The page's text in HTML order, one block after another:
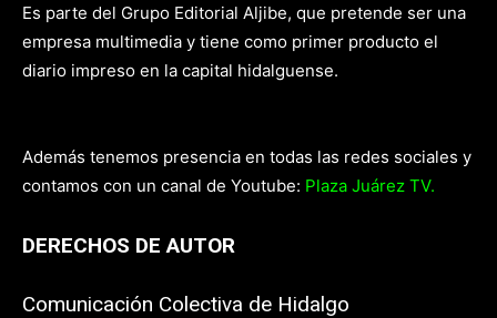
Es parte del Grupo Editorial Aljibe, que pretende ser una
empresa multimedia y tiene como primer producto el
diario impreso en la capital hidalguense.
Además tenemos presencia en todas las redes sociales y
contamos con un canal de Youtube: Plaza Juárez TV.
DERECHOS DE AUTOR
Comunicación Colectiva de Hidalgo